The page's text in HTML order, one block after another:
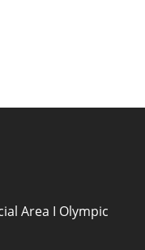
Area I Olympic